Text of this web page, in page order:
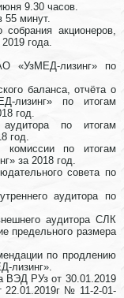
9.30 часов.
55 минут.
акционеров,
года.
«УзМЕД-лизинг» по
баланса, отчёта о
лизинг» по итогам
год.
по итогам
год.
комиссии по итогам
за 2018 год.
совета по
аудитора по
аудитора СЛК
предельного размера
по продлению
лизинг».
ВЭД РУз от 30.01.2019
22.01.2019г № 11-2-01-